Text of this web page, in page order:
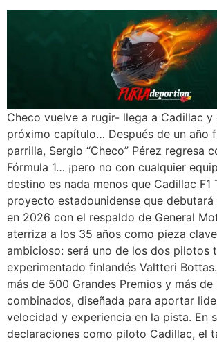
Checo vuelve a rugir- llega a Cadillac y
próximo capítulo… Después de un año
parrilla, Sergio “Checo” Pérez regresa
Fórmula 1… ¡pero no con cualquier
destino es nada menos que Cadillac F1
proyecto estadounidense que
en 2026 con el respaldo de General
aterriza a los 35 años como pieza
ambicioso: será uno de los dos pilotos
experimentado finlandés Valtteri
más de 500 Grandes Premios y más
combinados, diseñada para aportar
velocidad y experiencia en la pista. En
declaraciones como piloto Cadillac, el